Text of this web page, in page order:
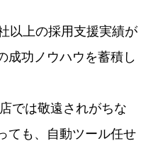
以上の採用支援実績が
成功ノウハウを蓄積し
では敬遠されがちな
ても、自動ツール任せ